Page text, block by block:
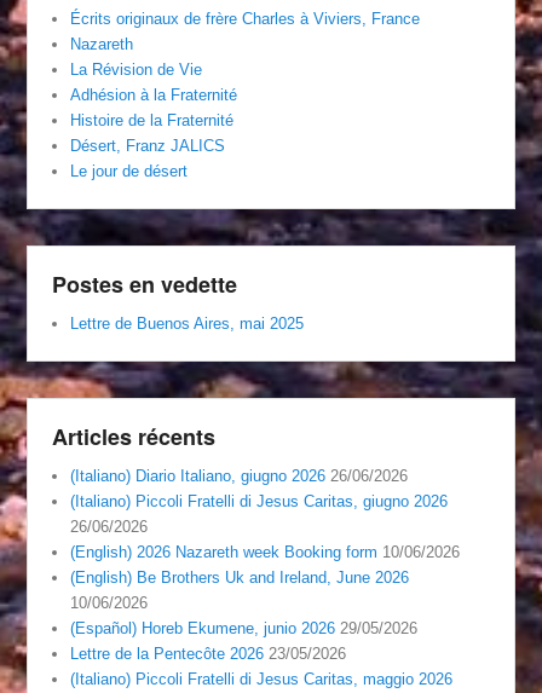
Écrits originaux de frère Charles à Viviers, France
Nazareth
La Révision de Vie
Adhésion à la Fraternité
Histoire de la Fraternité
Désert, Franz JALICS
Le jour de désert
Postes en vedette
Lettre de Buenos Aires, mai 2025
Articles récents
(Italiano) Diario Italiano, giugno 2026 26/06/2026
(Italiano) Piccoli Fratelli di Jesus Caritas, giugno 2026
26/06/2026
(English) 2026 Nazareth week Booking form 10/06/2026
(English) Be Brothers Uk and Ireland, June 2026
10/06/2026
(Español) Horeb Ekumene, junio 2026 29/05/2026
Lettre de la Pentecôte 2026 23/05/2026
(Italiano) Piccoli Fratelli di Jesus Caritas, maggio 2026